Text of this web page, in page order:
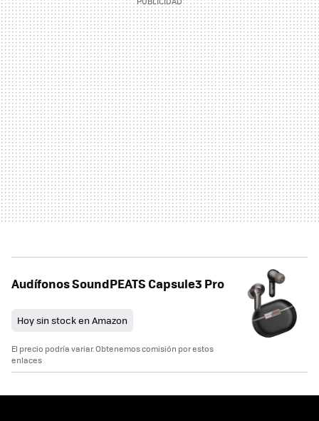
Audífonos SoundPEATS Capsule3 Pro
Hoy sin stock en Amazon
El precio podría variar. Obtenemos comisión por estos
enlaces